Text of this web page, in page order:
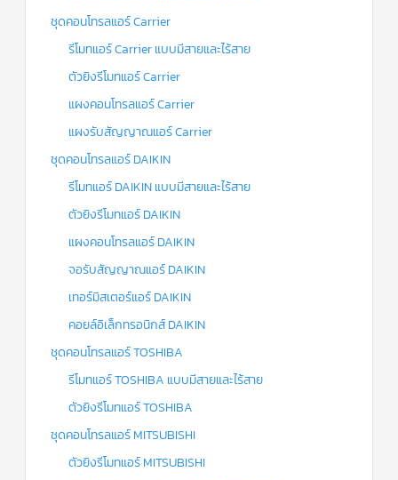
ชุดคอนโทรลแอร์ Carrier
รีโมทแอร์ Carrier แบบมีสายและไร้สาย
ตัวยิงรีโมทแอร์ Carrier
แผงคอนโทรลแอร์ Carrier
แผงรับสัญญาณแอร์ Carrier
ชุดคอนโทรลแอร์ DAIKIN
รีโมทแอร์ DAIKIN แบบมีสายและไร้สาย
ตัวยิงรีโมทแอร์ DAIKIN
แผงคอนโทรลแอร์ DAIKIN
จอรับสัญญาณแอร์ DAIKIN
เทอร์มิสเตอร์แอร์ DAIKIN
คอยล์อิเล็กทรอนิกส์ DAIKIN
ชุดคอนโทรลแอร์ TOSHIBA
รีโมทแอร์ TOSHIBA แบบมีสายและไร้สาย
ตัวยิงรีโมทแอร์ TOSHIBA
ชุดคอนโทรลแอร์ MITSUBISHI
ตัวยิงรีโมทแอร์ MITSUBISHI